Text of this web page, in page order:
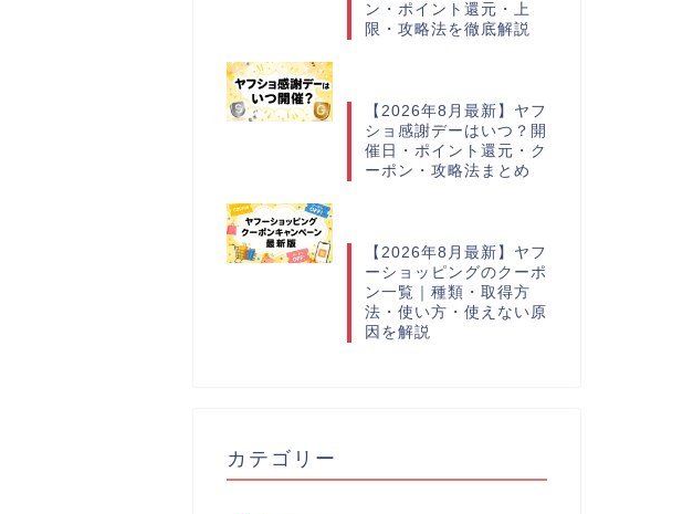
ン・ポイント還元・上
限・攻略法を徹底解説
【2026年8月最新】ヤフ
ショ感謝デーはいつ？開
催日・ポイント還元・ク
ーポン・攻略法まとめ
【2026年8月最新】ヤフ
ーショッピングのクーポ
ン一覧｜種類・取得方
法・使い方・使えない原
因を解説
カテゴリー